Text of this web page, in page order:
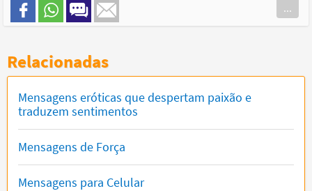
...
Relacionadas
Mensagens eróticas que despertam paixão e
traduzem sentimentos
Mensagens de Força
Mensagens para Celular